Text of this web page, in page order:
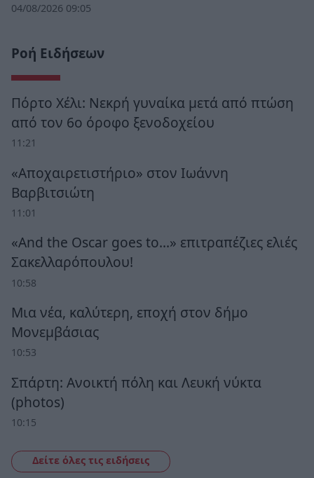
04/08/2026 09:05
Ροή Ειδήσεων
Πόρτο Χέλι: Νεκρή γυναίκα μετά από πτώση
από τον 6ο όροφο ξενοδοχείου
11:21
«Αποχαιρετιστήριο» στον Ιωάννη
Βαρβιτσιώτη
11:01
«And the Oscar goes to...» επιτραπέζιες ελιές
Σακελλαρόπουλου!
10:58
Μια νέα, καλύτερη, εποχή στον δήμο
Μονεμβάσιας
10:53
Σπάρτη: Ανοικτή πόλη και Λευκή νύκτα
(photos)
10:15
Δείτε όλες τις ειδήσεις